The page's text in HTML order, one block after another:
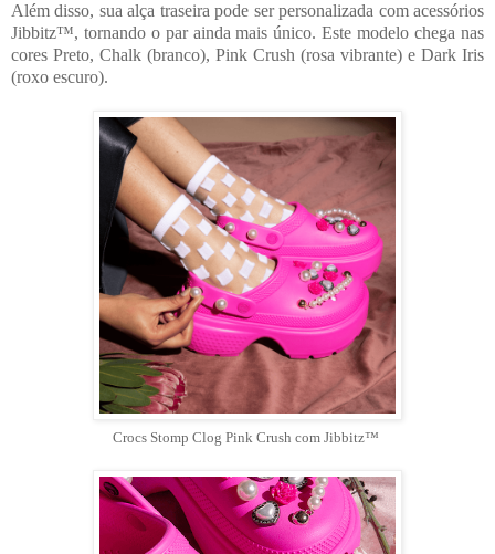
Além disso, sua alça traseira pode ser personalizada com acessórios
Jibbitz™, tornando o par ainda mais único. Este modelo chega nas
cores Preto, Chalk (branco), Pink Crush (rosa vibrante) e Dark Iris
(roxo escuro).
Crocs Stomp Clog Pink Crush com Jibbitz™